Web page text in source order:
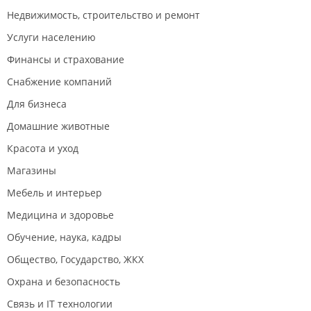
Недвижимость, строительство и ремонт
Услуги населению
Финансы и страхование
Снабжение компаний
Для бизнеса
Домашние животные
Красота и уход
Магазины
Мебель и интерьер
Медицина и здоровье
Обучение, наука, кадры
Общество, Государство, ЖКХ
Охрана и безопасность
Связь и IT технологии